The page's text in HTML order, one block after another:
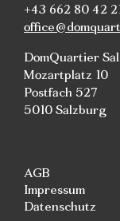
+43 662 80 42
DomQuartier
Mozartplatz 10
Postfach 527
5010 Salzburg
AGB
Impressum
Datenschutz